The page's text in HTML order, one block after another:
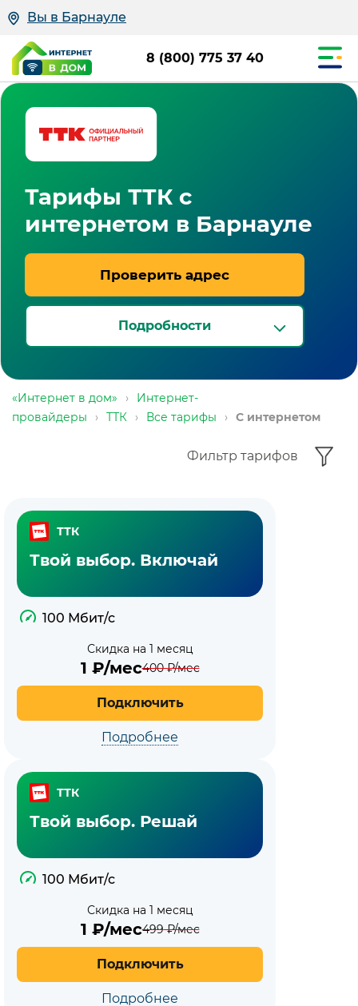
Вы в Барнауле
8 (800) 775 37 40
Тарифы ТТК с
интернетом в Барнауле
Проверить адрес
Подробности
«Интернет в дом» ›
Интернет-
провайдеры
› ТТК › Все тарифы › С интернетом
Фильтр тарифов
ТТК
Твой выбор. Включай
100 Мбит/с
Скидка на 1 месяц
1 ₽/мес400₽/мес
Подключить
Подробнее
ТТК
Твой выбор. Решай
100 Мбит/с
Скидка на 1 месяц
1 ₽/мес499₽/мес
Подключить
Подробнее